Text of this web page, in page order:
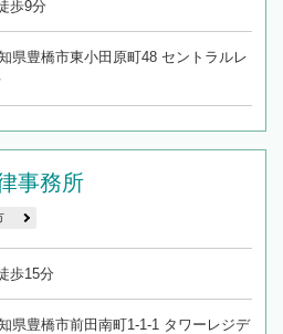
歩9分
県豊橋市東小田原町48 セントラルレ
事務所
歩15分
県豊橋市前田南町1-1-1 タワーレジデ